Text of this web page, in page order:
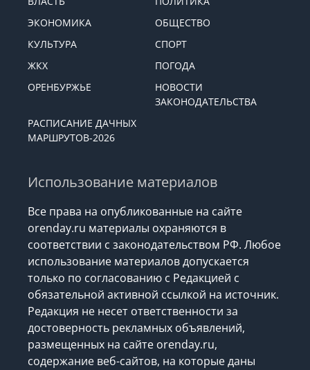
ВЛАСТЬ
ПОЛИТИКА
ЭКОНОМИКА
ОБЩЕСТВО
КУЛЬТУРА
СПОРТ
ЖКХ
ПОГОДА
ОРЕНБУРЖЬЕ
НОВОСТИ
ЗАКОНОДАТЕЛЬСТВА
РАСПИСАНИЕ ДАЧНЫХ
МАРШРУТОВ-2026
Использование материалов
Все права на опубликованные на сайте
orenday.ru материалы охраняются в
соответствии с законодательством РФ. Любое
использование материалов допускается
только по согласованию с Редакцией с
обязательной активной ссылкой на источник.
Редакция не несет ответственности за
достоверность рекламных объявлений,
размещенных на сайте orenday.ru,